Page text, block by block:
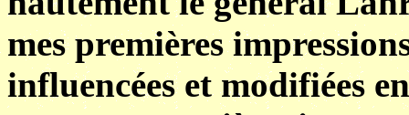
mes premières
influencées et modifiées